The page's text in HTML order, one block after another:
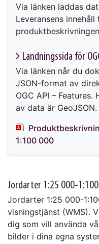
Via länken laddas
Leveransens innehåll
Landningssida för
Via länken når du
JSON-format av
OGC API –
av data är GeoJSON.
1:100 000
Jordarter 1:25 000-
Jordarter 1:25 000-
visningstjänst (WMS).
dig som vill använda
bilder i dina egna